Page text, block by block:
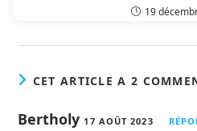
19
CET ARTICLE A 2
Bertholy 17 AOÛT 2023